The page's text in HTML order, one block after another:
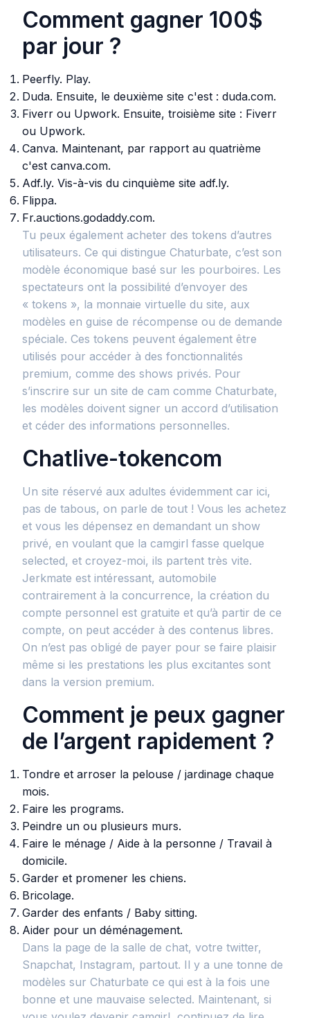
Comment gagner 100$
par jour ?
Peerfly. Play.
Duda. Ensuite, le deuxième site c'est : duda.com.
Fiverr ou Upwork. Ensuite, troisième site : Fiverr
ou Upwork.
Canva. Maintenant, par rapport au quatrième
c'est canva.com.
Adf.ly. Vis-à-vis du cinquième site adf.ly.
Flippa.
Fr.auctions.godaddy.com.
Tu peux également acheter des tokens d’autres
utilisateurs. Ce qui distingue Chaturbate, c’est son
modèle économique basé sur les pourboires. Les
spectateurs ont la possibilité d’envoyer des
« tokens », la monnaie virtuelle du site, aux
modèles en guise de récompense ou de demande
spéciale. Ces tokens peuvent également être
utilisés pour accéder à des fonctionnalités
premium, comme des shows privés. Pour
s’inscrire sur un site de cam comme Chaturbate,
les modèles doivent signer un accord d’utilisation
et céder des informations personnelles.
Chatlive-tokencom
Un site réservé aux adultes évidemment car ici,
pas de tabous, on parle de tout ! Vous les achetez
et vous les dépensez en demandant un show
privé, en voulant que la camgirl fasse quelque
selected, et croyez-moi, ils partent très vite.
Jerkmate est intéressant, automobile
contrairement à la concurrence, la création du
compte personnel est gratuite et qu’à partir de ce
compte, on peut accéder à des contenus libres.
On n’est pas obligé de payer pour se faire plaisir
même si les prestations les plus excitantes sont
dans la version premium.
Comment je peux gagner
de l’argent rapidement ?
Tondre et arroser la pelouse / jardinage chaque
mois.
Faire les programs.
Peindre un ou plusieurs murs.
Faire le ménage / Aide à la personne / Travail à
domicile.
Garder et promener les chiens.
Bricolage.
Garder des enfants / Baby sitting.
Aider pour un déménagement.
Dans la page de la salle de chat, votre twitter,
Snapchat, Instagram, partout. Il y a une tonne de
modèles sur Chaturbate ce qui est à la fois une
bonne et une mauvaise selected. Maintenant, si